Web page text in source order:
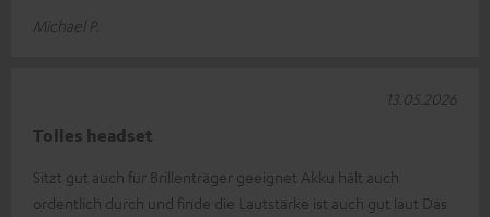
Michael P.
Tolles headset
Sitzt gut auch für Brillenträger geeignet Akku hält auch
ordentlich durch und finde die Lautstärke ist auch gut laut Das
13.05.2026